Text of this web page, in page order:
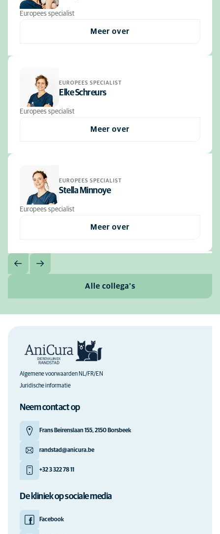
Europees specialist
Meer over
EUROPEES SPECIALIST
Elke Schreurs
Europees specialist
Meer over
EUROPEES SPECIALIST
Stella Minnoye
Europees specialist
Meer over
Alle collega's
Algemene voorwaarden NL/FR/EN
Juridische informatie
Neem contact op
Frans Beirenslaan 155, 2150 Borsbeek
randstad@anicura.be
+32 3 322 78 11
De kliniek op sociale media
Facebook